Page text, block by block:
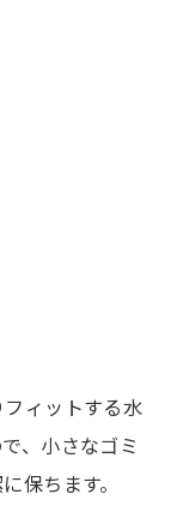
ィットする水
、小さなゴミ
保ちます。